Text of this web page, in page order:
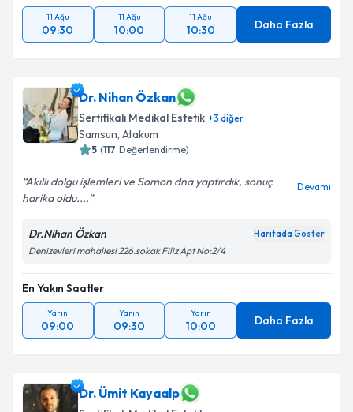
11 Ağu
09:30
11 Ağu
10:00
11 Ağu
10:30 Daha Fazla
Dr. Nihan Özkan
Sertifikalı Medikal Estetik +3 diğer
Samsun, Atakum
5 (117 Değerlendirme)
Akıllı dolgu işlemleri ve Somon dna yaptırdık, sonuç
harika oldu....
Devamı
Dr.Nihan Özkan Haritada Göster
Denizevleri mahallesi 226.sokak Filiz Apt No:2/4
En Yakın Saatler
Yarın
09:00
Yarın
09:30
Yarın
10:00 Daha Fazla
Dr. Ümit Kayaalp